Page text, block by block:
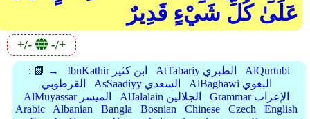
عَلَىٰ كُلِّ شَيْءٍ قَدِيرٌ
+/- -/+
: 📗 → IbnKathir ابن كثير AtTabariy الطبري
AlQurtubi
القرطوبي
AsSaadiyy السعدي
AlBaghawi البغوي
AlMuyassar الميسر
AlJalalain الجلالين
Grammar الإعراب
Arabic
Albanian Bangla Bosnian Chinese Czech
English